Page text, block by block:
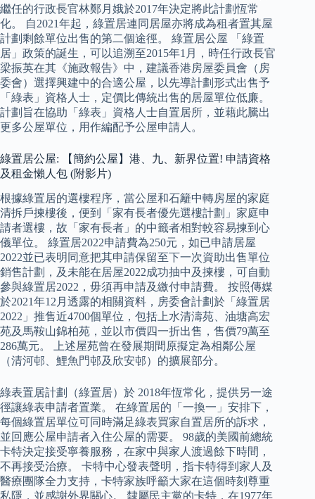
繼任的行政長官林鄭月娥於2017年決定將此計劃恆常
化。 自2021年起，綠置居連同居屋亦將成為租者置其屋
計劃剩餘單位出售的第二個途徑。 綠置居公屋 「綠置
居」政策的誕生，可以追溯至2015年1月，時任行政長官
梁振英在其《施政報告》中，建議香港房屋委員會（房
委會）選擇興建中的合適公屋，以先導計劃形式出售予
「綠表」資格人士，定價比傳統出售的居屋單位低廉。
計劃旨在協助「綠表」資格人士自置居所，並藉此騰出
更多公屋單位，用作編配予公屋申請人。
綠置居公屋: 【簡約公屋】港、九、新界位置! 申請資格
及租金懶人包 (附影片)
根據綠置居的選樓程序，當公屋和石籬中轉房屋的家庭
清拆戶揀樓後，便到「家有長者優先選樓計劃」家庭申
請者選樓，故「家有長者」的中籤者相對較容易揀到心
儀單位。 綠置居2022申請費為250元，如已申請居屋
2022並已表明同意把其申請保留至下一次資助出售單位
銷售計劃，及未能在居屋2022成功抽中及揀樓，可自動
參與綠置居2022，毋須再申請及繳付申請費。 按照傳媒
於2021年12月透露的相關資料，房委會計劃於「綠置居
2022」推售近4700個單位，包括上水清濤苑、油塘高宏
苑及馬鞍山錦柏苑，並以市價四一折出售，售價79萬至
286萬元。 上述屋苑曾在發展期間原擬定為相鄰公屋
（清河邨、鯉魚門邨及欣安邨）的擴展部分。
綠表置居計劃（綠置居）於 2018年恆常化，提供另一途
徑讓綠表申請者置業。 在綠置居的「一換一」安排下，
每個綠置居單位可同時滿足綠表買家自置居所的訴求，
並回應公屋申請者入住公屋的需要。 98歲的美國前總統
卡特決定接受寧養服務，在家中與家人渡過餘下時間，
不再接受治療。 卡特中心發表聲明，指卡特得到家人及
醫療團隊全力支持，卡特家族呼籲大家在這個時刻尊重
私隱，並感謝外界關心。 隸屬民主黨的卡特，在1977年